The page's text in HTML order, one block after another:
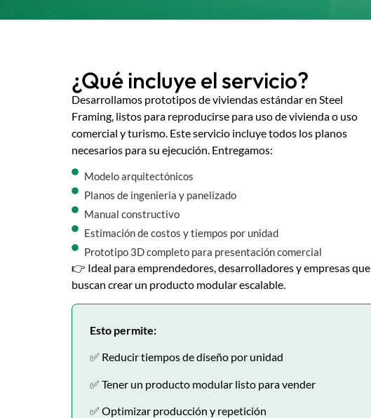
¿Qué incluye el servicio?
Desarrollamos prototipos de viviendas estándar en Steel
Framing, listos para reproducirse para uso de vivienda o uso
comercial y turismo. Este servicio incluye todos los planos
necesarios para su ejecución. Entregamos:
Modelo arquitectónicos
Planos de ingenieria y panelizado
Manual constructivo
Estimación de costos y tiempos por unidad
Prototipo 3D completo para presentación comercial
👉 Ideal para emprendedores, desarrolladores y empresas que
buscan crear un producto modular escalable.
Esto permite:
✅ Reducir tiempos de diseño por unidad
✅ Tener un producto modular listo para vender
✅ Optimizar producción y repetición